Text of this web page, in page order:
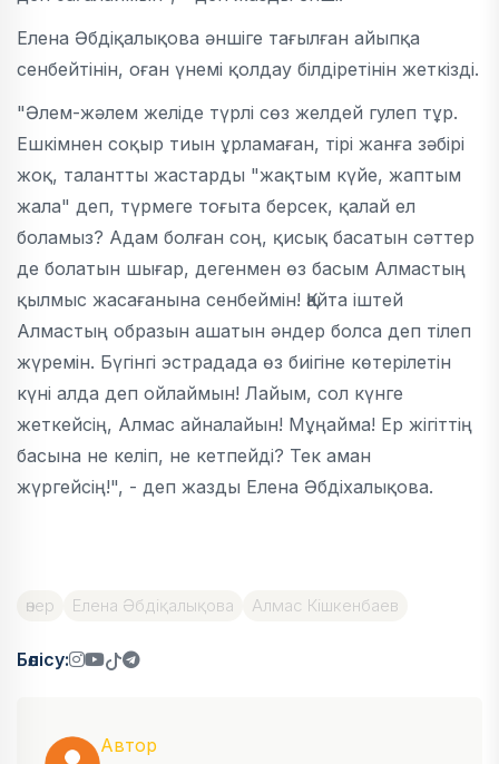
Елена Әбдіқалықова әншіге тағылған айыпқа
сенбейтінін, оған үнемі қолдау білдіретінін жеткізді.
"Әлем-жәлем желіде түрлі сөз желдей гулеп тұр.
Ешкімнен соқыр тиын ұрламаған, тірі жанға зәбірі
жоқ, талантты жастарды "жақтым күйе, жаптым
жала" деп, түрмеге тоғыта берсек, қалай ел
боламыз? Адам болған соң, қисық басатын сәттер
де болатын шығар, дегенмен өз басым Алмастың
қылмыс жасағанына сенбеймін! Қайта іштей
Алмастың образын ашатын әндер болса деп тілеп
жүремін. Бүгінгі эстрадада өз биігіне көтерілетін
күні алда деп ойлаймын! Лайым, сол күнге
жеткейсің, Алмас айналайын! Мұңайма! Ер жігіттің
басына не келіп, не кетпейді? Тек аман
жүргейсің!", - деп жазды Елена Әбдіхалықова.
өнер Елена Әбдіқалықова Алмас Кішкенбаев
Бөлісу:
Автор